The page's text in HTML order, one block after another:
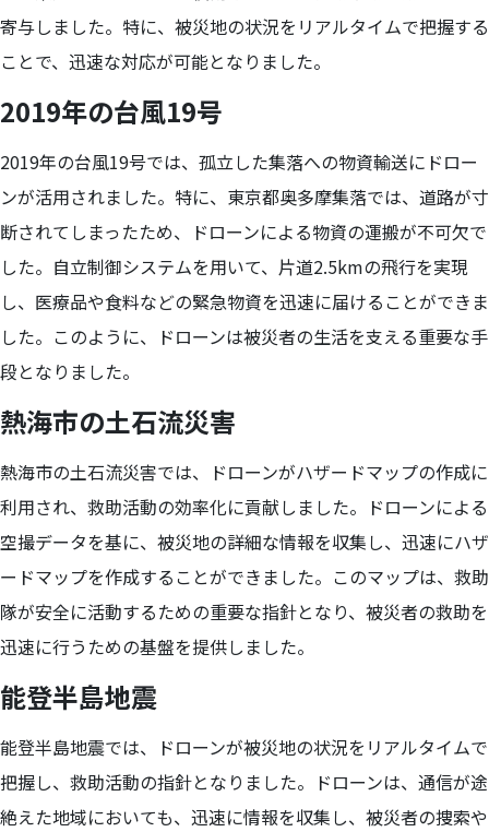
寄与しました。特に、被災地の状況をリアルタイムで把握する
ことで、迅速な対応が可能となりました。
2019年の台風19号
2019年の台風19号では、孤立した集落への物資輸送にドロー
ンが活用されました。特に、東京都奥多摩集落では、道路が寸
断されてしまったため、ドローンによる物資の運搬が不可欠で
した。自立制御システムを用いて、片道2.5kmの飛行を実現
し、医療品や食料などの緊急物資を迅速に届けることができま
した。このように、ドローンは被災者の生活を支える重要な手
段となりました。
熱海市の土石流災害
熱海市の土石流災害では、ドローンがハザードマップの作成に
利用され、救助活動の効率化に貢献しました。ドローンによる
空撮データを基に、被災地の詳細な情報を収集し、迅速にハザ
ードマップを作成することができました。このマップは、救助
隊が安全に活動するための重要な指針となり、被災者の救助を
迅速に行うための基盤を提供しました。
能登半島地震
能登半島地震では、ドローンが被災地の状況をリアルタイムで
把握し、救助活動の指針となりました。ドローンは、通信が途
絶えた地域においても、迅速に情報を収集し、被災者の捜索や